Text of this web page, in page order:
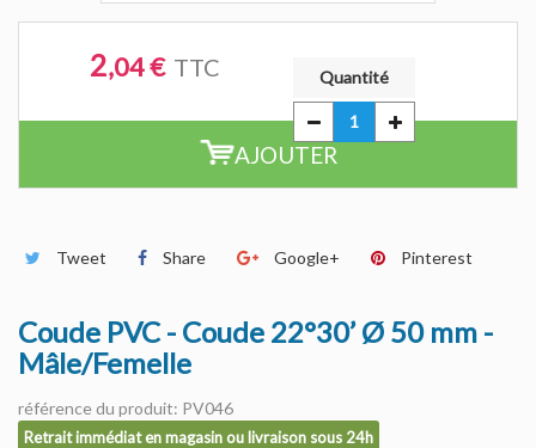
2,04 € TTC Quantité
AJOUTER
Tweet Share Google+ Pinterest
Coude PVC - Coude 22°30’ Ø 50 mm -
Mâle/Femelle
référence du produit: PV046
Retrait immédiat en magasin ou livraison sous 24h